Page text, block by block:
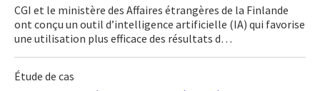
CGI et le ministère des Affaires étrangères de la Finlande
ont conçu un outil d’intelligence artificielle (IA) qui favorise
une utilisation plus efficace des résultats d…
Étude de cas